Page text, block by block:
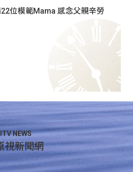
位模範Mama 感念父親辛勞
NEWS
視新聞網